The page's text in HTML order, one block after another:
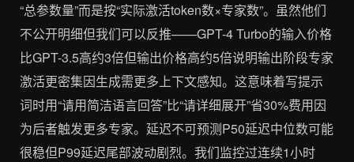
“总参数量”而是按“实际激活token数×专家数”。虽然他们
不公开明细但我们可以反推——GPT-4 Turbo的输入价格
比GPT-3.5高约3倍但输出价格高约5倍说明输出阶段专家
激活更密集因生成需更多上下文感知。这意味着写提示
词时用“请用简洁语言回答”比“请详细展开”省30%费用因
为后者触发更多专家。延迟不可预测P50延迟中位数可能
很稳但P99延迟尾部波动剧烈。我们监控过连续1小时